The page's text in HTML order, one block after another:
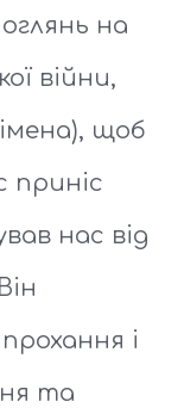
на
війни,
щоб
приніс
нас від
і
та